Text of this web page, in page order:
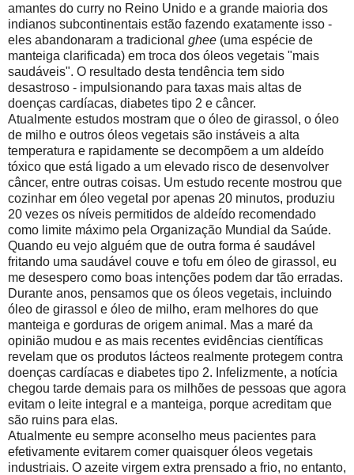
amantes do curry no Reino Unido e a grande maioria dos
indianos subcontinentais estão fazendo exatamente isso -
eles abandonaram a tradicional ghee (uma espécie de
manteiga clarificada) em troca dos óleos vegetais "mais
saudáveis". O resultado desta tendência tem sido
desastroso - impulsionando para taxas mais altas de
doenças cardíacas, diabetes tipo 2 e câncer.
Atualmente estudos mostram que o óleo de girassol, o óleo
de milho e outros óleos vegetais são instáveis ​​a alta
temperatura e rapidamente se decompõem a um aldeído
tóxico que está ligado a um elevado risco de desenvolver
câncer, entre outras coisas. Um estudo recente mostrou que
cozinhar em óleo vegetal por apenas 20 minutos, produziu
20 vezes os níveis permitidos de aldeído recomendado
como limite máximo pela Organização Mundial da Saúde.
Quando eu vejo alguém que de outra forma é saudável
fritando uma saudável couve e tofu em óleo de girassol, eu
me desespero como boas intenções podem dar tão erradas.
Durante anos, pensamos que os óleos vegetais, incluindo
óleo de girassol e óleo de milho, eram melhores do que
manteiga e gorduras de origem animal. Mas a maré da
opinião mudou e as mais recentes evidências científicas
revelam que os produtos lácteos realmente protegem contra
doenças cardíacas e diabetes tipo 2. Infelizmente, a notícia
chegou tarde demais para os milhões de pessoas que agora
evitam o leite integral e a manteiga, porque acreditam que
são ruins para elas.
Atualmente eu sempre aconselho meus pacientes para
efetivamente evitarem comer quaisquer óleos vegetais
industriais. O azeite virgem extra prensado a frio, no entanto,